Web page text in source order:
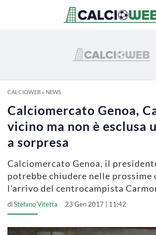
CALCIOWEB» NEWS
Calciomercato Genoa,
vicino ma non è esclusa
a sorpresa
Calciomercato Genoa, il
potrebbe chiudere nelle prossime
l'arrivo del centrocampista
diStefano Vitetta 23 Gen 2017 | 11:42